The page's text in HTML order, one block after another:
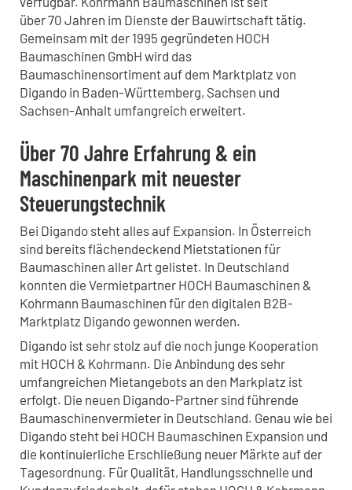
über 70 Jahren im Dienste der Bauwirtschaft tätig.
Gemeinsam mit der 1995 gegründeten HOCH
Baumaschinen GmbH wird das
Baumaschinensortiment auf dem Marktplatz von
Digando in Baden-Württemberg, Sachsen und
Sachsen-Anhalt umfangreich erweitert.
Über 70 Jahre Erfahrung & ein
Maschinenpark mit neuester
Steuerungstechnik
Bei Digando steht alles auf Expansion. In Österreich
sind bereits flächendeckend Mietstationen für
Baumaschinen aller Art gelistet. In Deutschland
konnten die Vermietpartner HOCH Baumaschinen &
Kohrmann Baumaschinen für den digitalen B2B-
Marktplatz Digando gewonnen werden.
Digando ist sehr stolz auf die noch junge Kooperation
mit HOCH & Kohrmann. Die Anbindung des sehr
umfangreichen Mietangebots an den Markplatz ist
erfolgt. Die neuen Digando-Partner sind führende
Baumaschinenvermieter in Deutschland. Genau wie bei
Digando steht bei HOCH Baumaschinen Expansion und
die kontinuierliche Erschließung neuer Märkte auf der
Tagesordnung. Für Qualität, Handlungsschnelle und